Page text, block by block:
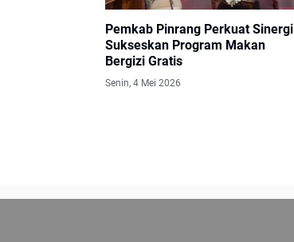
Pemkab Pinrang Perkuat Sinergi
Sukseskan Program Makan
Bergizi Gratis
Senin, 4 Mei 2026